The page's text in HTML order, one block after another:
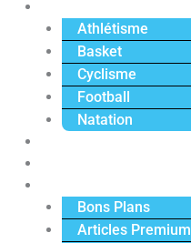
Athlétisme
Basket
Cyclisme
Football
Natation
Bons Plans
Articles Premium